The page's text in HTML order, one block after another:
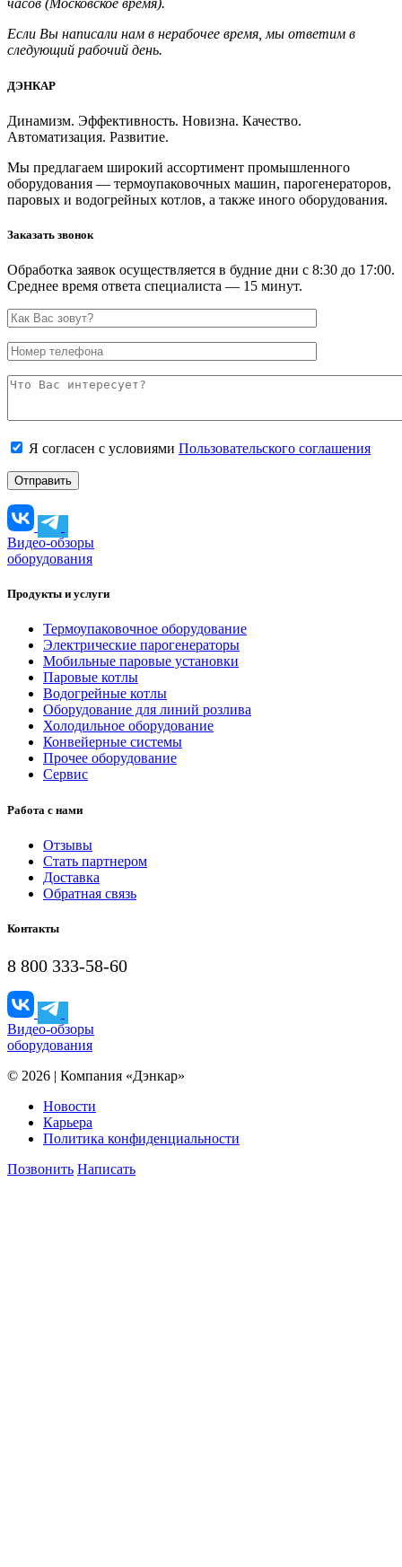
часов (Московское время).
Если Вы написали нам в нерабочее время, мы ответим в
следующий рабочий день.
ДЭНКАР
Динамизм. Эффективность. Новизна. Качество.
Автоматизация. Развитие.
Мы предлагаем широкий ассортимент промышленного
оборудования — термоупаковочных машин, парогенераторов,
паровых и водогрейных котлов, а также иного оборудования.
Заказать звонок
Обработка заявок осуществляется в будние дни с 8:30 до 17:00.
Среднее время ответа специалиста — 15 минут.
Я согласен с условиями Пользовательского соглашения
Видео-обзоры
оборудования
Продукты и услуги
Термоупаковочное оборудование
Электрические парогенераторы
Мобильные паровые установки
Паровые котлы
Водогрейные котлы
Оборудование для линий розлива
Холодильное оборудование
Конвейерные системы
Прочее оборудование
Сервис
Работа с нами
Отзывы
Стать партнером
Доставка
Обратная связь
Контакты
8 800 333-58-60
Видео-обзоры
оборудования
© 2026 | Компания «Дэнкар»
Новости
Карьера
Политика конфиденциальности
Позвонить Написать